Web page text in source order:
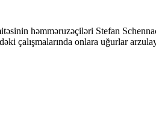
həmməruzəçiləri Stefan
çalışmalarında onlara uğurlar